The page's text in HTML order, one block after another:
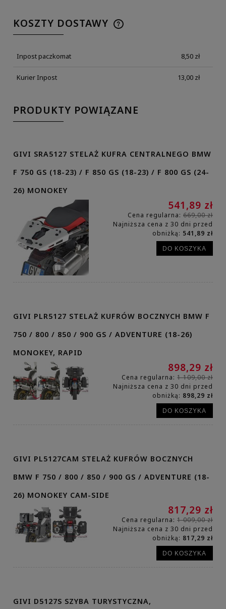
KOSZTY DOSTAWY
Inpost paczkomat 8,50 zł
Kurier Inpost 13,00 zł
PRODUKTY POWIĄZANE
GIVI SRA5127 STELAŻ KUFRA CENTRALNEGO BMW
F 750 GS (18-23) / F 850 GS (18-23) / F 800 GS (24-
26) MONOKEY
541,89 zł
Cena regularna: 669,00 zł
Najniższa cena z 30 dni przed
obniżką: 541,89 zł
DO KOSZYKA
GIVI PLR5127 STELAŻ KUFRÓW BOCZNYCH BMW F
750 / 800 / 850 / 900 GS / ADVENTURE (18-26)
MONOKEY, RAPID
898,29 zł
Cena regularna: 1 109,00 zł
Najniższa cena z 30 dni przed
obniżką: 898,29 zł
DO KOSZYKA
GIVI PL5127CAM STELAŻ KUFRÓW BOCZNYCH
BMW F 750 / 800 / 850 / 900 GS / ADVENTURE (18-
26) MONOKEY CAM-SIDE
817,29 zł
Cena regularna: 1 009,00 zł
Najniższa cena z 30 dni przed
obniżką: 817,29 zł
DO KOSZYKA
GIVI D5127S SZYBA TURYSTYCZNA,